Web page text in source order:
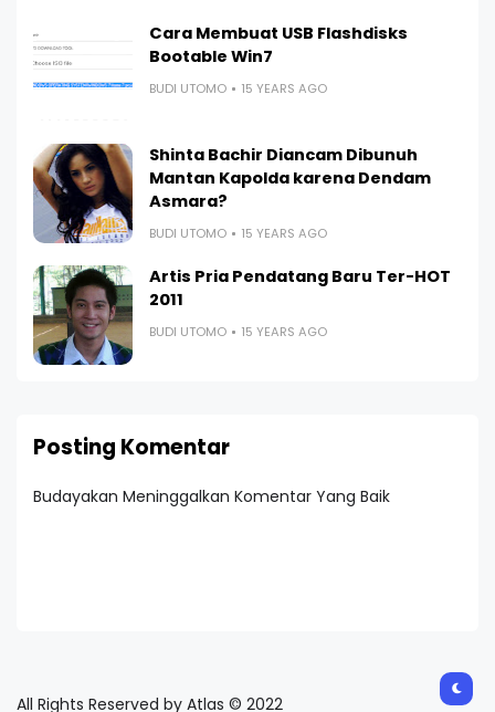
Cara Membuat USB Flashdisks
Bootable Win7
BUDI UTOMO 15 YEARS AGO
Shinta Bachir Diancam Dibunuh
Mantan Kapolda karena Dendam
Asmara?
BUDI UTOMO 15 YEARS AGO
Artis Pria Pendatang Baru Ter-HOT
2011
BUDI UTOMO 15 YEARS AGO
Posting Komentar
Budayakan Meninggalkan Komentar Yang Baik
All Rights Reserved by Atlas © 2022